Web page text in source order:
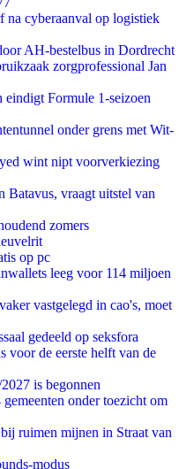
cyberaanval op logistiek
AH-bestelbus in Dordrecht
zorgprofessional Jan
Formule 1-seizoen
onder grens met Wit-
wint nipt voorverkiezing
Batavus, vraagt uitstel van
zomers
op pc
leeg voor 114 miljoen
vastgelegd in cao's, moet
gedeeld op seksfora
voor de eerste helft van de
is begonnen
onder toezicht om
ruimen mijnen in Straat van
modus